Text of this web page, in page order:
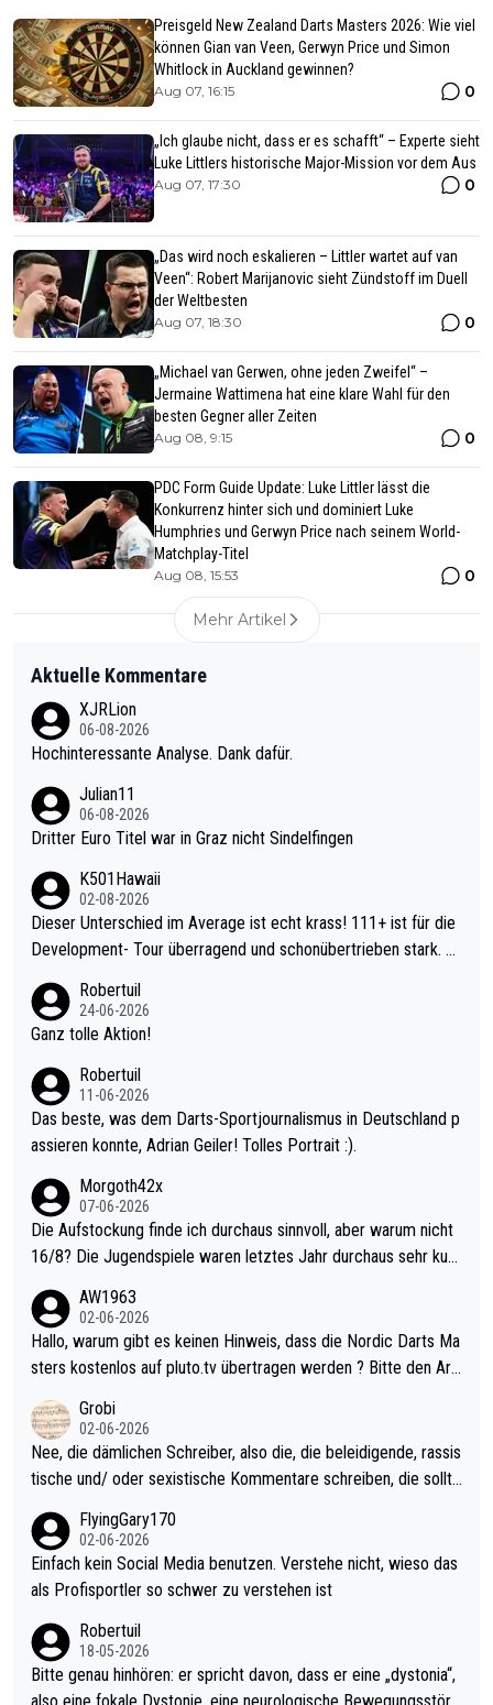
Preisgeld New Zealand Darts Masters 2026: Wie viel
können Gian van Veen, Gerwyn Price und Simon
Whitlock in Auckland gewinnen?
Aug 07, 16:15 0
„Ich glaube nicht, dass er es schafft“ – Experte sieht
Luke Littlers historische Major-Mission vor dem Aus
Aug 07, 17:30 0
„Das wird noch eskalieren – Littler wartet auf van
Veen“: Robert Marijanovic sieht Zündstoff im Duell
der Weltbesten
Aug 07, 18:30 0
„Michael van Gerwen, ohne jeden Zweifel“ –
Jermaine Wattimena hat eine klare Wahl für den
besten Gegner aller Zeiten
Aug 08, 9:15 0
PDC Form Guide Update: Luke Littler lässt die
Konkurrenz hinter sich und dominiert Luke
Humphries und Gerwyn Price nach seinem World-
Matchplay-Titel
Aug 08, 15:53 0
Mehr Artikel
Aktuelle Kommentare
XJRLion
06-08-2026
Hochinteressante Analyse. Dank dafür.
Julian11
06-08-2026
Dritter Euro Titel war in Graz nicht Sindelfingen
K501Hawaii
02-08-2026
Dieser Unterschied im Average ist echt krass! 111+ ist für die
Development- Tour überragend und schonübertrieben stark. U
mal 40+ erst recht. Da gewinnst keinen Blumentopf - ist ja noc
h krasser wie ein Pokalspiel eines Kreisligisten vs einem Bund
Robertuil
24-06-2026
Ganz tolle Aktion!
Robertuil
11-06-2026
Das beste, was dem Darts-Sportjournalismus in Deutschland p
assieren konnte, Adrian Geiler! Tolles Portrait :).
Morgoth42x
07-06-2026
Die Aufstockung finde ich durchaus sinnvoll, aber warum nicht
16/8? Die Jugendspiele waren letztes Jahr durchaus sehr kurz
Allerdings ist Mitchell Lawrie als Nummer 1 der Welt eh qualifi
ziert. Somit ändert die automatische Qualifikation des Weltmei
sters erstmal nichts. Ich denke sie wollen damit für nächstes J
ohl wenig WDF Turniere spielen. Dies war bei Archie Self letzt
es Jahr der Fall. Er musste als amtierender Weltmeister durch
den Qualifier und ich glaube kaum, dass Mitchel sich das (in Ve
gas) antun würde, wenn er doch eigentlich die PDC-WM als Zi
el hat.
AW1963
02-06-2026
Hallo, warum gibt es keinen Hinweis, dass die Nordic Darts Ma
sters kostenlos auf pluto.tv übertragen werden ? Bitte den Arti
Grobi
02-06-2026
Nee, die dämlichen Schreiber, also die, die beleidigende, rassis
tische und/ oder sexistische Kommentare schreiben, die sollte
s Leben in den Griff kriegen. Nur eins wundert mich: Luke Little
r war doch neulich erst derjenige, der über Social Media GvV p
rovoziert hat. Und Littlers Mutter schießt öfters mal gegen Ric
FlyingGary170
02-06-2026
Einfach kein Social Media benutzen. Verstehe nicht, wieso das
als Profisportler so schwer zu verstehen ist
Robertuil
18-05-2026
Bitte genau hinhören: er spricht davon, dass er eine „dystonia“,
also eine fokale Dystonie, eine neurologische Bewegungsstöru